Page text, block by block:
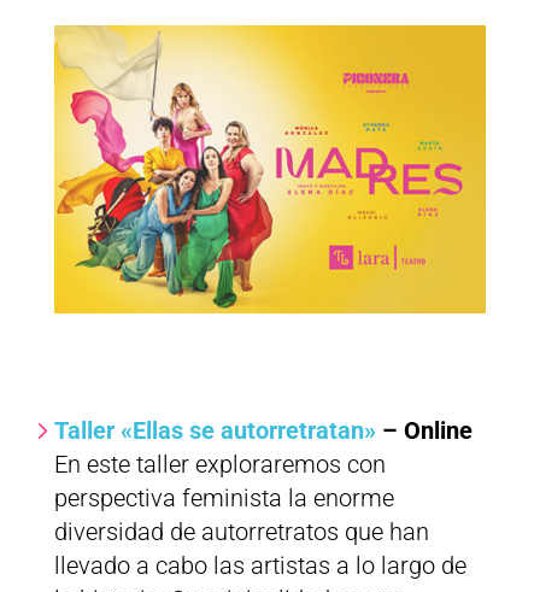
Taller «Ellas se autorretratan» – Online
En este taller exploraremos con
perspectiva feminista la enorme
diversidad de autorretratos que han
llevado a cabo las artistas a lo largo de